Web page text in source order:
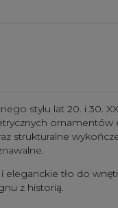
stylu lat 20. i 30.
ornamentów
strukturalne
eleganckie tło do
z historią.